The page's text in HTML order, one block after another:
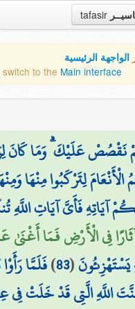
tafasir
الواجهة الرئيسية
switch to the Main interface
عَلَيْكَ ۗ وَمَا كَانَ
لِتَرْكَبُوا مِنْهَا
آيَاتِهِ فَأَيَّ آيَاتِ اللَّهِ
فِي الْأَرْضِ فَمَا أَغْنَىٰ
يَسْتَهْزِئُونَ(
83
)فَلَمَّا
اللَّهِ الَّتِي قَدْ خَلَتْ